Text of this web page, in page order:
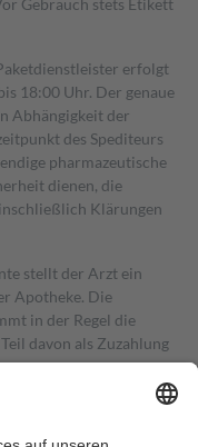
Gebrauch stets Etikett
erfolgt
18:00 Uhr. Der genaue
Abhängigkeit der
des Spediteurs
pharmazeutische
dienen, die
Klärungen
stellt der Arzt ein
Apotheke. Die
in der Regel die
davon als Zuzahlung
in Höhe von zehn
als die tatsächlichen